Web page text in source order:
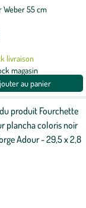
Weber 55 cm
livraison
magasin
au panier